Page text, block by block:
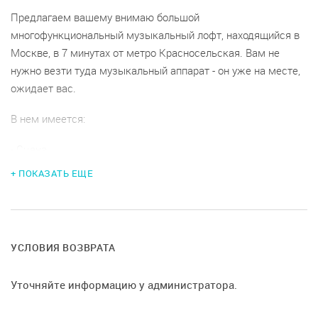
Предлагаем вашему внимаю большой
многофункциональный музыкальный лофт, находящийся в
Москве, в 7 минутах от метро Красносельская. Вам не
нужно везти туда музыкальный аппарат - он уже на месте,
ожидает вас.
В нем имеется:
- Более 50 посадочных мест (стулья, барные стулья, кресла-
+ ПОКАЗАТЬ ЕЩЕ
УСЛОВИЯ ВОЗВРАТА
Уточняйте информацию у администратора.